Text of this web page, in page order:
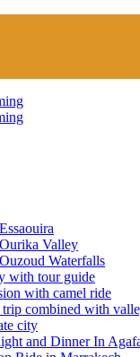
Valley
Waterfalls
with tour guide
with camel ride
trip combined with
city
and Dinner In